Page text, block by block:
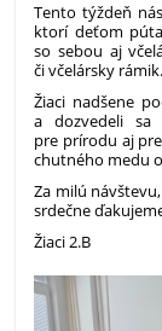
Tento týždeň
ktorí deťom
so sebou aj
či včelársky rámik.
Žiaci nadšene
a dozvedeli
pre prírodu aj
chutného medu
Za milú
srdečne
Žiaci 2.B